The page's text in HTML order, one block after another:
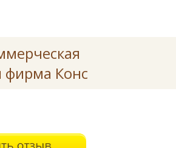
фирма Конс